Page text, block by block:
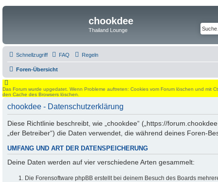
chookdee
Thailand Lounge
Schnellzugriff FAQ Regeln
Foren-Übersicht
Das Forum wurde upgedatet. Wenn Probleme auftreten: Cookies vom Forum löschen und mit
den Cache des Browsers löschen.
chookdee - Datenschutzerklärung
Diese Richtlinie beschreibt, wie „chookdee“ („https://
„der Betreiber“) die Daten verwendet, die während deines Foren-
UMFANG UND ART DER DATENSPEICHERUNG
Deine Daten werden auf vier verschiedene Arten gesammelt:
Die Forensoftware phpBB erstellt bei deinem Besuch des Boards